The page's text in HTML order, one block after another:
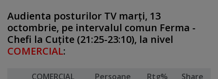
Audienta posturilor TV marţi, 13
octombrie, pe intervalul comun Ferma -
Chefi la Cuţite (21:25-23:10), la nivel
COMERCIAL:
COMERCIAL Persoane Rtg%
Share